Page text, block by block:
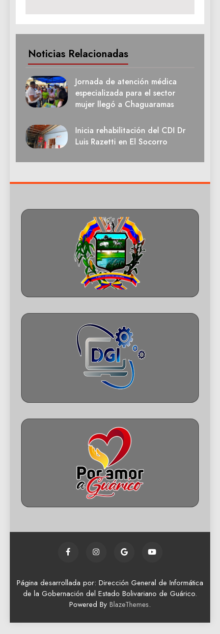
Noticias Relacionadas
Jornada de atención médica
especializada para el sector
mujer llegó a Chaguaramas
Inicia rehabilitación del CDI Dr
Luis Razetti en El Socorro
Página desarrollada por: Dirección General de Informática
de la Gobernación del Estado Bolivariano de Guárico.
Powered By BlazeThemes.